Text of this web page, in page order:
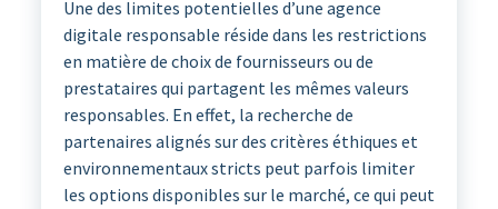
Une des limites potentielles d’une agence
digitale responsable réside dans les restrictions
en matière de choix de fournisseurs ou de
prestataires qui partagent les mêmes valeurs
responsables. En effet, la recherche de
partenaires alignés sur des critères éthiques et
environnementaux stricts peut parfois limiter
les options disponibles sur le marché, ce qui peut